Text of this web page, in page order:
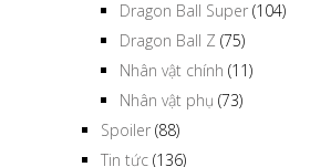
Dragon Ball Super (104)
Dragon Ball Z (75)
Nhân vật chính (11)
Nhân vật phụ (73)
Spoiler (88)
Tin tức (136)